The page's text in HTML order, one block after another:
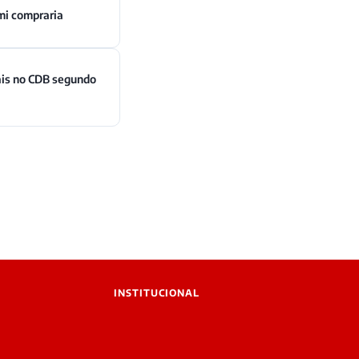
compraria
no CDB segundo
INSTITUCIONAL